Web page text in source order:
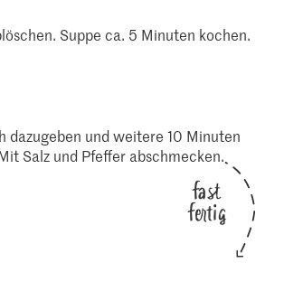
Suppe ca. 5 Minuten kochen.
dazugeben und weitere 10 Minuten
Salz und Pfeffer abschmecken.
fast
fertig